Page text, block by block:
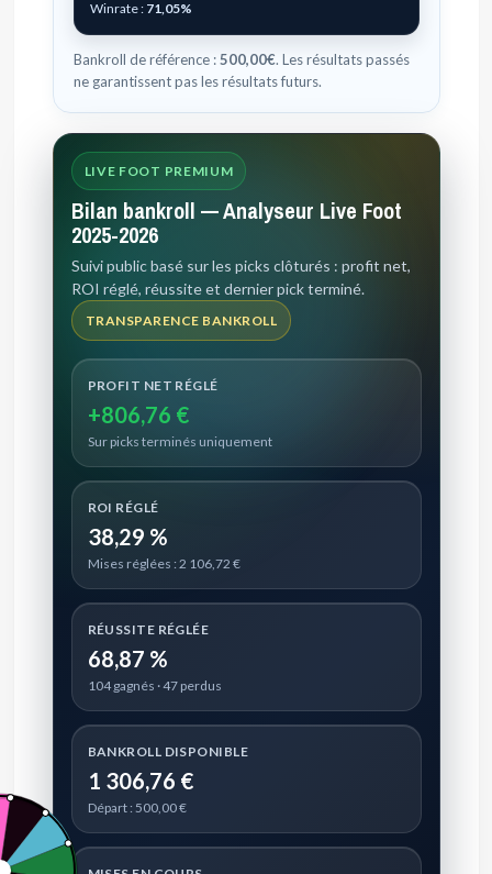
Winrate : 71,05%
Bankroll de référence :500,00€. Les résultats passés
ne garantissent pas les résultats futurs.
LIVE FOOT PREMIUM
Bilan bankroll — Analyseur Live Foot
2025-2026
Suivi public basé sur les picks clôturés : profit net,
ROI réglé, réussite et dernier pick terminé.
TRANSPARENCE BANKROLL
PROFIT NET RÉGLÉ
+806,76 €
Sur picks terminés uniquement
ROI RÉGLÉ
38,29 %
Mises réglées : 2 106,72 €
RÉUSSITE RÉGLÉE
68,87 %
104 gagnés · 47 perdus
BANKROLL DISPONIBLE
1 306,76 €
Départ : 500,00 €